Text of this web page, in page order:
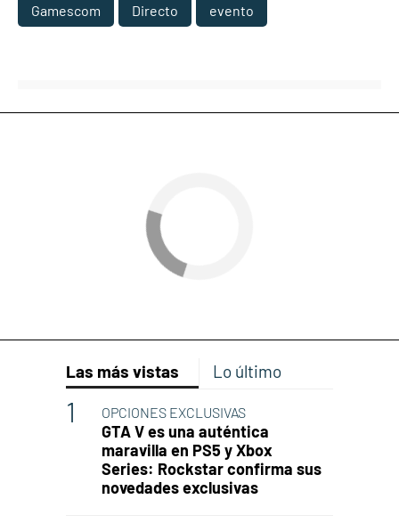
Gamescom Directo evento
Las más vistas Lo último
OPCIONES EXCLUSIVAS
GTA V es una auténtica
maravilla en PS5 y Xbox
Series: Rockstar confirma sus
novedades exclusivas